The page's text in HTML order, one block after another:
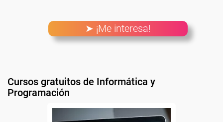
➤ ¡Me interesa!
Cursos gratuitos de Informática y
Programación